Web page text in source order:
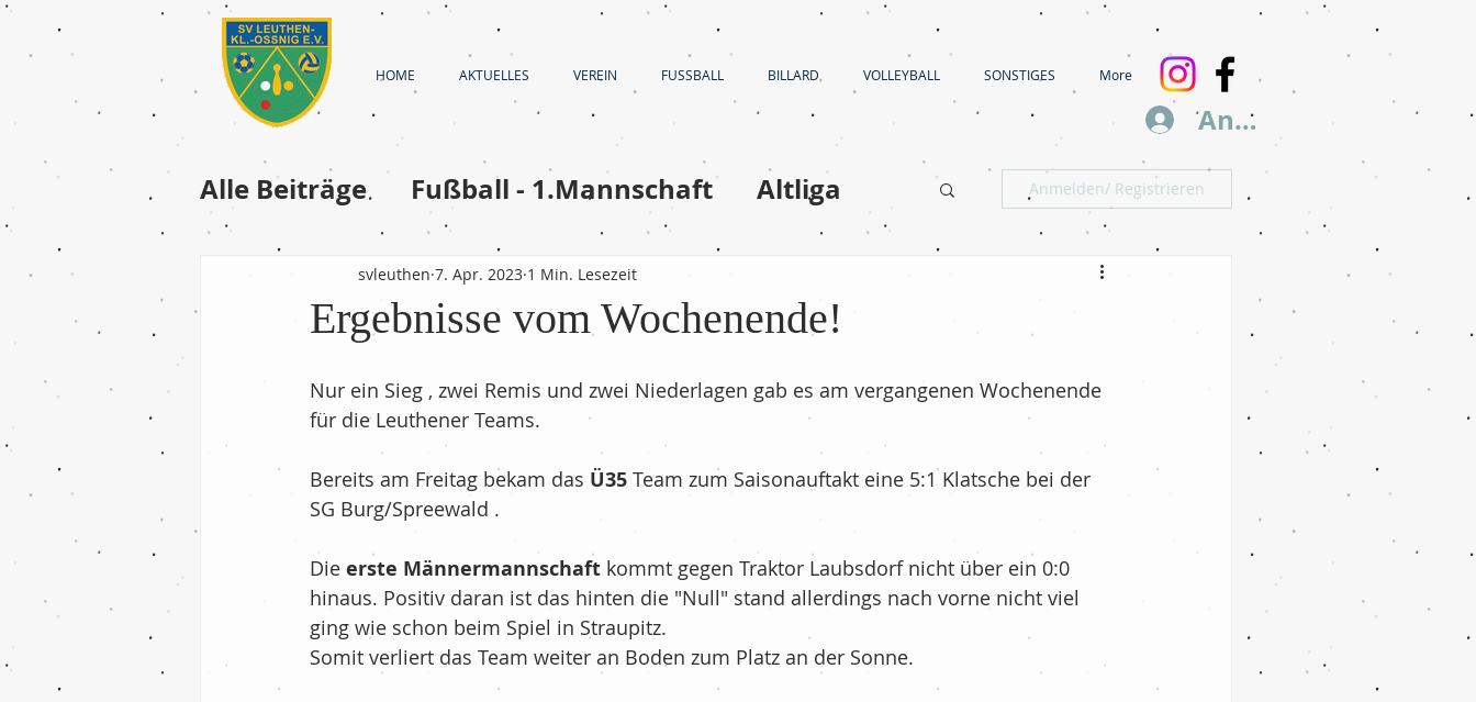
HOME AKTUELLES VEREIN FUSSBALL BILLARD VOLLEYBALL SONSTIGES More
Anmelden
Alle Beiträge
Fußball - 1.Mannschaft Altliga
Fussball-Frauen Volleyball
Fußball - D-Jugend Fußball - E-Jugend
Billard Tischtennis Kurznachrichten
Anmelden/ Registrieren
Ergebnisse vom Wochenende!
svleuthen 7. Apr. 2023 1 Min. Lesezeit
Nur ein Sieg , zwei Remis und zwei Niederlagen gab es am vergangenen Wochenende
für die Leuthener Teams.
Bereits am Freitag bekam das Ü35 Team zum Saisonauftakt eine 5:1 Klatsche bei der
SG Burg/Spreewald .
Die erste Männermannschaft kommt gegen Traktor Laubsdorf nicht über ein 0:0
hinaus. Positiv daran ist das hinten die "Null" stand allerdings nach vorne nicht viel
ging wie schon beim Spiel in Straupitz.
Somit verliert das Team weiter an Boden zum Platz an der Sonne.